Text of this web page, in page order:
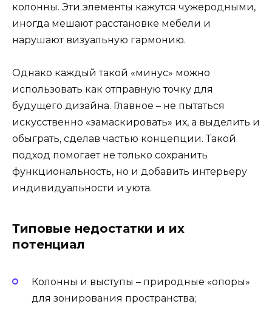
колонны. Эти элементы кажутся чужеродными,
иногда мешают расстановке мебели и
нарушают визуальную гармонию.
Однако каждый такой «минус» можно
использовать как отправную точку для
будущего дизайна. Главное – не пытаться
искусственно «замаскировать» их, а выделить и
обыграть, сделав частью концепции. Такой
подход помогает не только сохранить
функциональность, но и добавить интерьеру
индивидуальности и уюта.
Типовые недостатки и их
потенциал
Колонны и выступы – природные «опоры»
для зонирования пространства;